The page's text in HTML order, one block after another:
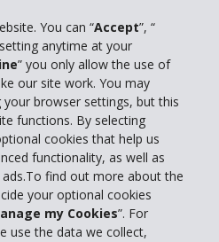
You can “Accept”, “
anytime at your
” you only allow the use of
our site work. You may
your browser settings, but this
functions. By selecting
cookies that help us
functionality, as well as
find out more about the
your optional cookies
my Cookies”. For
use the data we collect,